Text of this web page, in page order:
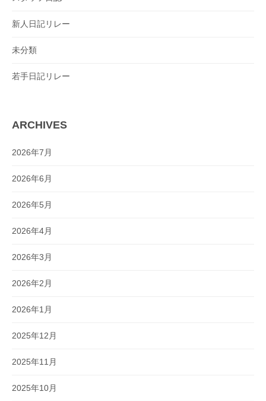
新人日記リレー
未分類
若手日記リレー
ARCHIVES
2026年7月
2026年6月
2026年5月
2026年4月
2026年3月
2026年2月
2026年1月
2025年12月
2025年11月
2025年10月